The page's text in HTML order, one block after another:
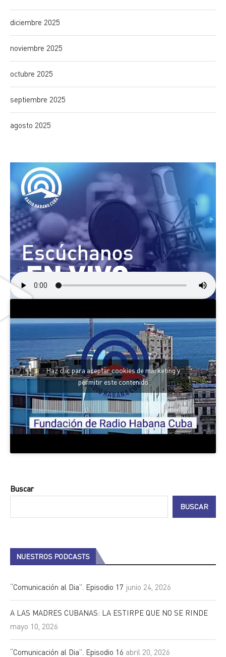
Buscar
BUSCAR
NUESTROS PODCASTS
“Comunicación al Dia”. Episodio 17 junio 24, 2026
A LAS MADRES CUBANAS: LA ESTIRPE QUE NO SE RINDE
mayo 10, 2026
“Comunicación al Dia”. Episodio 16 abril 20, 2026
diciembre 2025
noviembre 2025
octubre 2025
septiembre 2025
agosto 2025
Haz clic para aceptar cookies de marketing y
permitir este contenido